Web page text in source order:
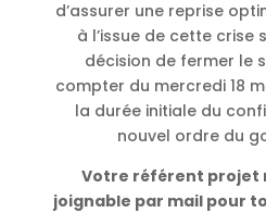
d’assurer une reprise
à l’issue de cette crise
décision de fermer le
compter du mercredi 18
la durée initiale du
nouvel ordre du
Votre référent projet
joignable par mail pour